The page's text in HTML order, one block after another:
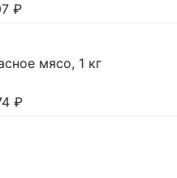
₽
мясо, 1 кг
₽